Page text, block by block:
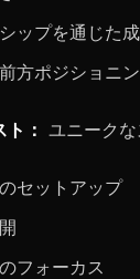
ップを通じた
方ポジショニ
： ユニークな
セットアップ
フォーカス